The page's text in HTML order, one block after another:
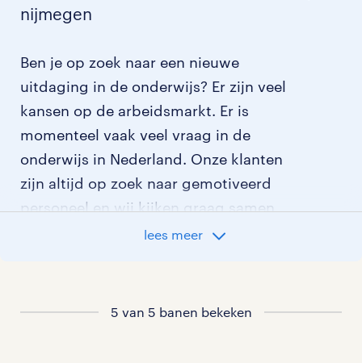
nijmegen
Ben je op zoek naar een nieuwe
uitdaging in de onderwijs? Er zijn veel
kansen op de arbeidsmarkt. Er is
momenteel vaak veel vraag in de
onderwijs in Nederland. Onze klanten
zijn altijd op zoek naar gemotiveerd
personeel en wij kijken graag samen
met je naar de organisatie die het beste
lees meer
5 van 5 banen bekeken